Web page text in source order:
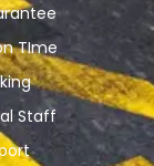
TIme
Staff